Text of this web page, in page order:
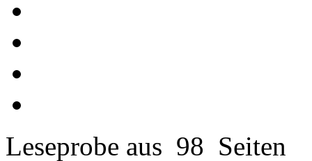
Leseprobe aus 98 Seiten